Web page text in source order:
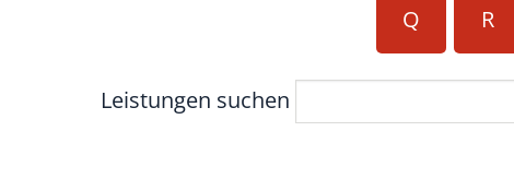
Q R
Leistungen suchen